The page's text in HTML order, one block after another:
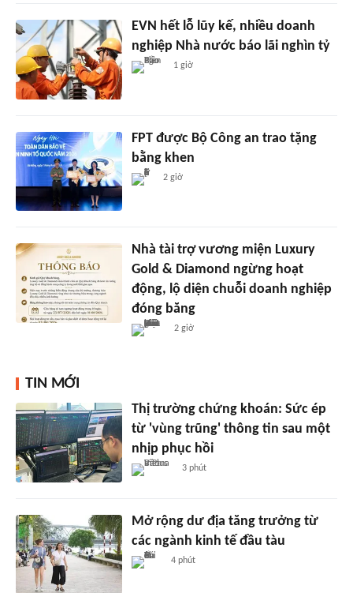
EVN hết lỗ lũy kế, nhiều doanh
nghiệp Nhà nước báo lãi nghìn tỷ
1 giờ
FPT được Bộ Công an trao tặng
bằng khen
2 giờ
Nhà tài trợ vương miện Luxury
Gold & Diamond ngừng hoạt
động, lộ diện chuỗi doanh nghiệp
đóng băng
2 giờ
TIN MỚI
Thị trường chứng khoán: Sức ép
từ 'vùng trũng' thông tin sau một
nhịp phục hồi
3 phút
Mở rộng dư địa tăng trưởng từ
các ngành kinh tế đầu tàu
4 phút